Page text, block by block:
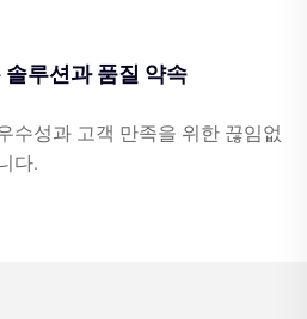
솔루션과 품질 약속
수성과 고객 만족을 위한 끊임없
다.